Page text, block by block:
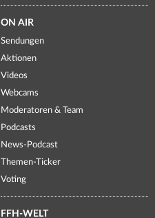
ON AIR
Sendungen
Aktionen
Videos
Webcams
Moderatoren & Team
Podcasts
News-Podcast
Themen-Ticker
Voting
FFH-WELT